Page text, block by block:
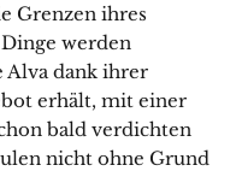
Grenzen ihres
werden
Alva dank ihrer
erhält, mit einer
bald verdichten
nicht ohne Grund